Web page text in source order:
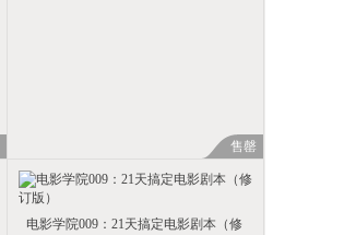
售罄
电影学院009：21天搞定电影剧本（修